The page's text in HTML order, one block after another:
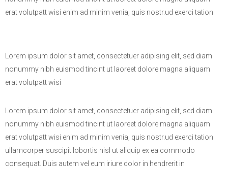
erat volutpatt wisi enim ad minim venia, quis nostr.ud exerci tation
Lorem ipsum dolor sit amet, consectetuer adipising elit, sed diam
nonummy nibh euismod tincint ut laoreet dolore magna aliquam
erat volutpatt wisi
Lorem ipsum dolor sit amet, consectetuer adipising elit, sed diam
nonummy nibh euismod tincint ut laoreet dolore magna aliquam
erat volutpatt wisi enim ad minim venia, quis nostr.ud exerci tation
ullamcorper suscipit lobortis nisl ut aliquip ex ea commodo
consequat. Duis autem vel eum iriure dolor in hendrerit in